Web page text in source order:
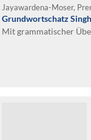
Jayawardena-Moser,
Grundwortschatz
Mit grammatischer